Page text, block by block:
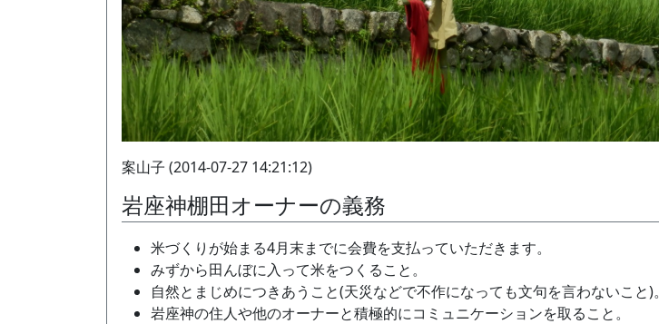
案山子 (2014-07-27 14:21:12)
岩座神棚田オーナーの義務
米づくりが始まる4月末までに会費を支払っていただきます。
みずから田んぼに入って米をつくること。
自然とまじめにつきあうこと(天災などで不作になっても文句を言わないこと)。
岩座神の住人や他のオーナーと積極的にコミュニケーションを取ること。